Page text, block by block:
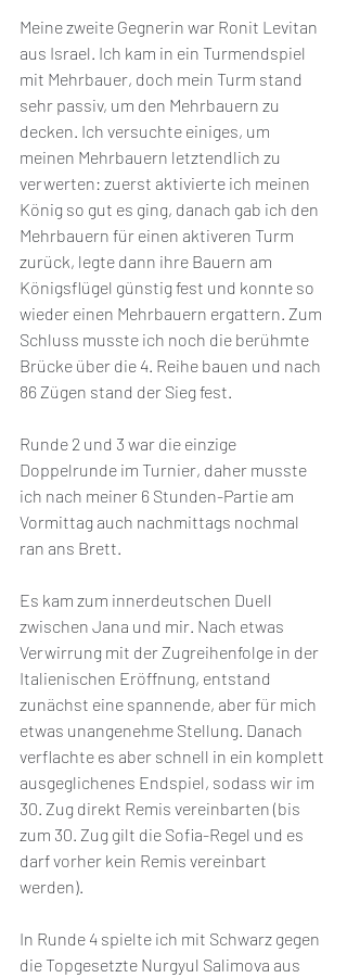
Meine zweite Gegnerin war Ronit Levitan
aus Israel. Ich kam in ein Turmendspiel
mit Mehrbauer, doch mein Turm stand
sehr passiv, um den Mehrbauern zu
decken. Ich versuchte einiges, um
meinen Mehrbauern letztendlich zu
verwerten: zuerst aktivierte ich meinen
König so gut es ging, danach gab ich den
Mehrbauern für einen aktiveren Turm
zurück, legte dann ihre Bauern am
Königsflügel günstig fest und konnte so
wieder einen Mehrbauern ergattern. Zum
Schluss musste ich noch die berühmte
Brücke über die 4. Reihe bauen und nach
86 Zügen stand der Sieg fest.
Runde 2 und 3 war die einzige
Doppelrunde im Turnier, daher musste
ich nach meiner 6 Stunden-Partie am
Vormittag auch nachmittags nochmal
ran ans Brett.
Es kam zum innerdeutschen Duell
zwischen Jana und mir. Nach etwas
Verwirrung mit der Zugreihenfolge in der
Italienischen Eröffnung, entstand
zunächst eine spannende, aber für mich
etwas unangenehme Stellung. Danach
verflachte es aber schnell in ein komplett
ausgeglichenes Endspiel, sodass wir im
30. Zug direkt Remis vereinbarten (bis
zum 30. Zug gilt die Sofia-Regel und es
darf vorher kein Remis vereinbart
werden).
In Runde 4 spielte ich mit Schwarz gegen
die Topgesetzte Nurgyul Salimova aus